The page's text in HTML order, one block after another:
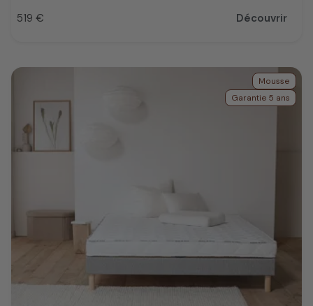
Prix
519 € Découvrir
Mousse
Garantie 5 ans